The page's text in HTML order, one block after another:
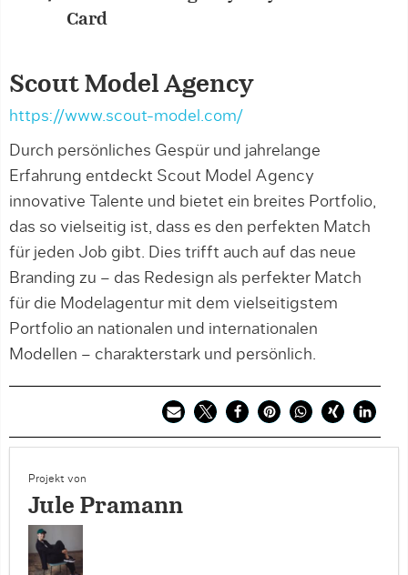
Scout Model Agency
https://www.scout-model.com/
Durch persönliches Gespür und jahrelange
Erfahrung entdeckt Scout Model Agency
innovative Talente und bietet ein breites Portfolio,
das so vielseitig ist, dass es den perfekten Match
für jeden Job gibt. Dies trifft auch auf das neue
Branding zu – das Redesign als perfekter Match
für die Modelagentur mit dem vielseitigstem
Portfolio an nationalen und internationalen
Modellen – charakterstark und persönlich.
Projekt von
Jule Pramann